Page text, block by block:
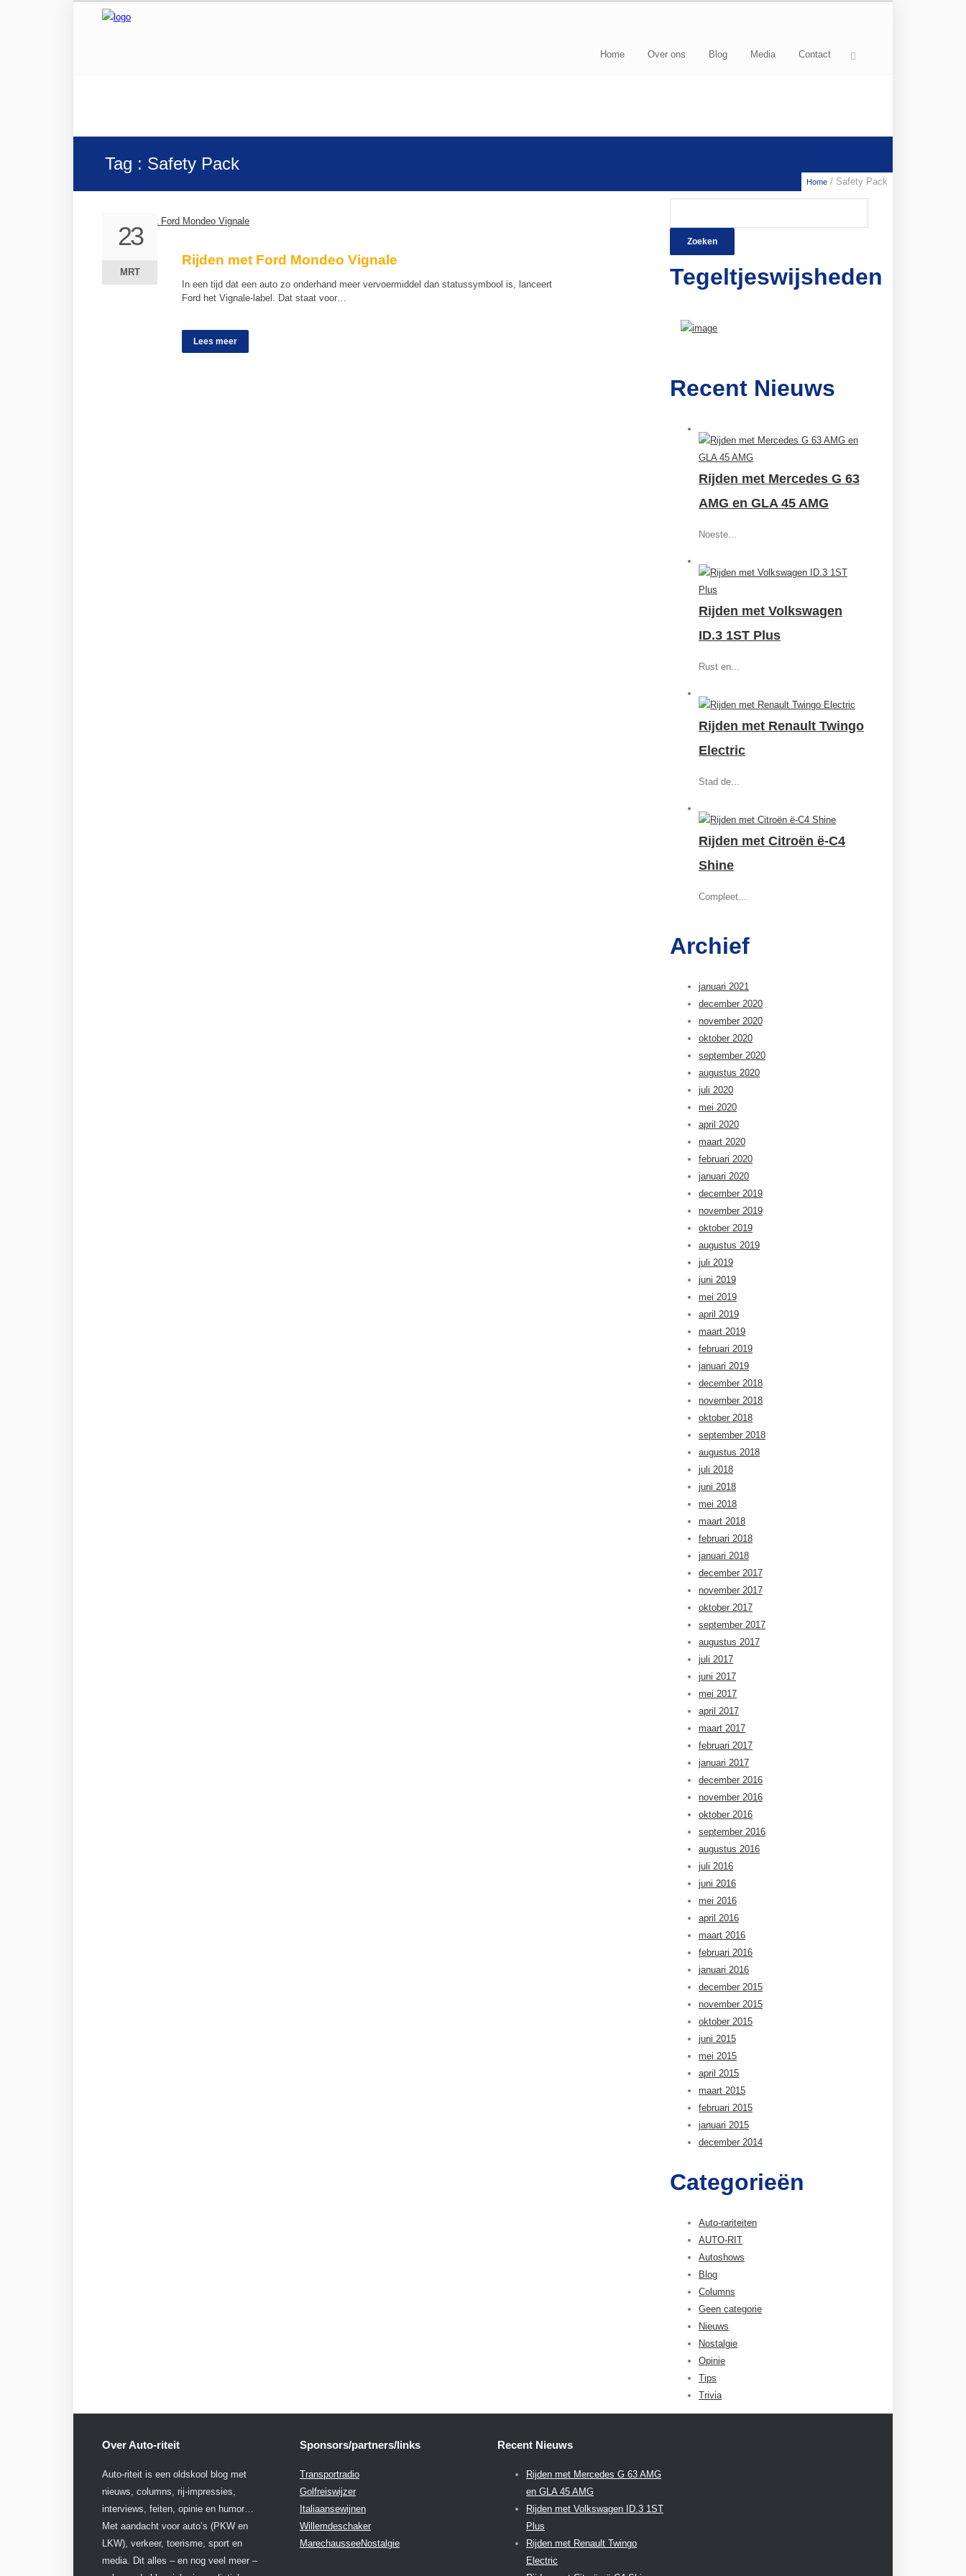
Home Over ons Blog Media Contact
Home / Safety Pack
Tag : Safety Pack
Rijden met Ford Mondeo Vignale
In een tijd dat een auto zo onderhand meer vervoermiddel dan statussymbool is, lanceert
Ford het Vignale-label. Dat staat voor…
Lees meer
23
MRT
23
MRT Tegeltjeswijsheden
Recent Nieuws
Rijden met Mercedes G 63
AMG en GLA 45 AMG
Noeste...
Rijden met Volkswagen
ID.3 1ST Plus
Rust en...
Rijden met Renault Twingo
Electric
Stad de...
Rijden met Citroën ë-C4
Shine
Compleet...
Archief
januari 2021
december 2020
november 2020
oktober 2020
september 2020
augustus 2020
juli 2020
mei 2020
april 2020
maart 2020
februari 2020
januari 2020
december 2019
november 2019
oktober 2019
augustus 2019
juli 2019
juni 2019
mei 2019
april 2019
maart 2019
februari 2019
januari 2019
december 2018
november 2018
oktober 2018
september 2018
augustus 2018
juli 2018
juni 2018
mei 2018
maart 2018
februari 2018
januari 2018
december 2017
november 2017
oktober 2017
september 2017
augustus 2017
juli 2017
juni 2017
mei 2017
april 2017
maart 2017
februari 2017
januari 2017
december 2016
november 2016
oktober 2016
september 2016
augustus 2016
juli 2016
juni 2016
mei 2016
april 2016
maart 2016
februari 2016
januari 2016
december 2015
november 2015
oktober 2015
juni 2015
mei 2015
april 2015
maart 2015
februari 2015
januari 2015
december 2014
Categorieën
Auto-rariteiten
AUTO-RIT
Autoshows
Blog
Columns
Geen categorie
Nieuws
Nostalgie
Opinie
Tips
Trivia
Over Auto-riteit
Auto-riteit is een oldskool blog met
nieuws, columns, rij-impressies,
interviews, feiten, opinie en humor…
Met aandacht voor auto’s (PKW en
LKW), verkeer, toerisme, sport en
media. Dit alles – en nog veel meer –
Sponsors/partners/links
Transportradio
Golfreiswijzer
Italiaansewijnen
Willemdeschaker
MarechausseeNostalgie
Recent Nieuws
Rijden met Mercedes G 63 AMG
en GLA 45 AMG
Rijden met Volkswagen ID.3 1ST
Plus
Rijden met Renault Twingo
Electric